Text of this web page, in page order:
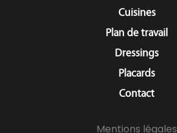
Cuisines
Plan de travail
Dressings
Placards
Contact
Mentions légales